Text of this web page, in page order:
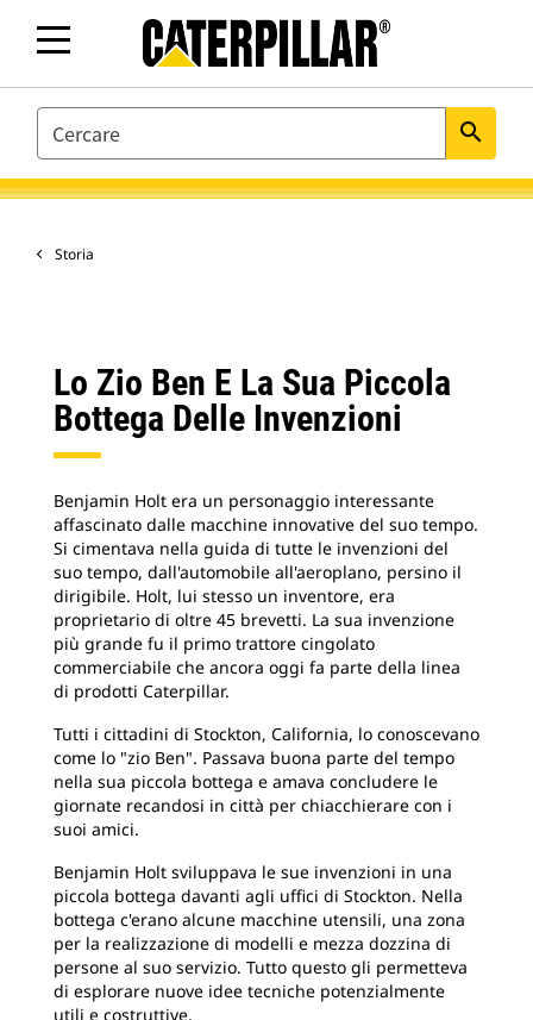
SEARCH search
Storia
Lo Zio Ben E La Sua Piccola
Bottega Delle Invenzioni
Benjamin Holt era un personaggio interessante
affascinato dalle macchine innovative del suo tempo.
Si cimentava nella guida di tutte le invenzioni del
suo tempo, dall'automobile all'aeroplano, persino il
dirigibile. Holt, lui stesso un inventore, era
proprietario di oltre 45 brevetti. La sua invenzione
più grande fu il primo trattore cingolato
commerciabile che ancora oggi fa parte della linea
di prodotti Caterpillar.
Tutti i cittadini di Stockton, California, lo conoscevano
come lo "zio Ben". Passava buona parte del tempo
nella sua piccola bottega e amava concludere le
giornate recandosi in città per chiacchierare con i
suoi amici.
Benjamin Holt sviluppava le sue invenzioni in una
piccola bottega davanti agli uffici di Stockton. Nella
bottega c'erano alcune macchine utensili, una zona
per la realizzazione di modelli e mezza dozzina di
persone al suo servizio. Tutto questo gli permetteva
di esplorare nuove idee tecniche potenzialmente
utili e costruttive.